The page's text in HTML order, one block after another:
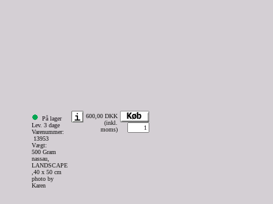
På lager
Lev. 3 dage
Varenummer:
13953
Vægt:
500 Gram
nassau,
LANDSCAPE
,40 x 50 cm
photo by
Karen
600,00 DKK
(inkl.
moms)